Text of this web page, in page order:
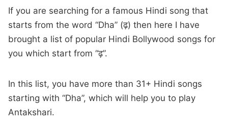
If you are searching for a famous Hindi song that
starts from the word “Dha” (ढ़) then here I have
brought a list of popular Hindi Bollywood songs for
you which start from “ढ़”.
In this list, you have more than 31+ Hindi songs
starting with “Dha”, which will help you to play
Antakshari.